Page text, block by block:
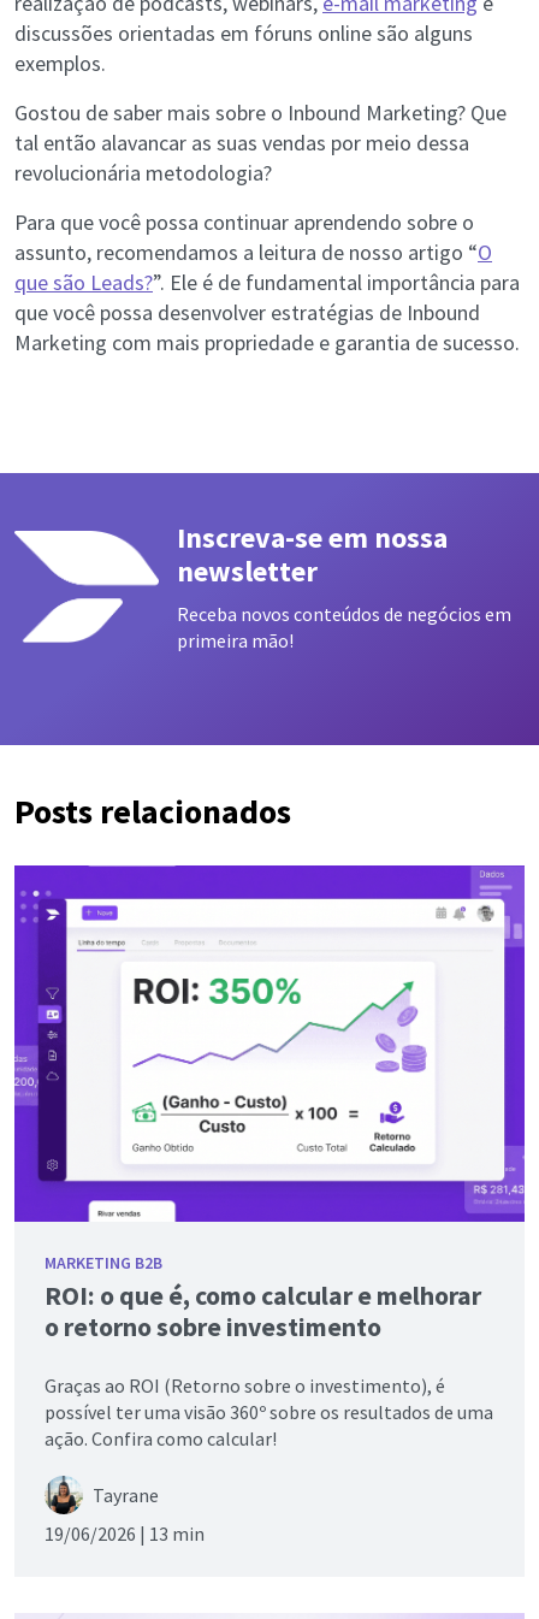
discussões orientadas em fóruns online são alguns
exemplos.
Gostou de saber mais sobre o Inbound Marketing? Que
tal então alavancar as suas vendas por meio dessa
revolucionária metodologia?
Para que você possa continuar aprendendo sobre o
assunto, recomendamos a leitura de nosso artigo “O
que são Leads?”. Ele é de fundamental importância para
que você possa desenvolver estratégias de Inbound
Marketing com mais propriedade e garantia de sucesso.
Inscreva-se em nossa
newsletter
Receba novos conteúdos de negócios em
primeira mão!
Posts relacionados
MARKETING B2B
ROI: o que é, como calcular e melhorar
o retorno sobre investimento
Graças ao ROI (Retorno sobre o investimento), é
possível ter uma visão 360º sobre os resultados de uma
ação. Confira como calcular!
Tayrane
19/06/2026 | 13 min